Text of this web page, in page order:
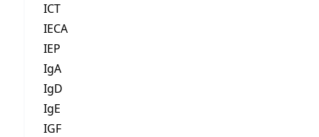
ICT
IECA
IEP
IgA
IgD
IgE
IGF